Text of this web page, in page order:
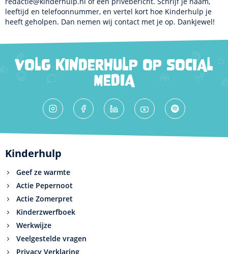
leeftijd en telefoonnummer, en vertel kort hoe Kinderhulp je
heeft geholpen. Dan nemen wij contact met je op. Dankjewel!
VOLG KINDERHULP OP SOCIAL
MEDIA
Kinderhulp
Geef ze warmte
Actie Pepernoot
Actie Zomerpret
Kinderzwerfboek
Werkwijze
Veelgestelde vragen
Privacy Verklaring